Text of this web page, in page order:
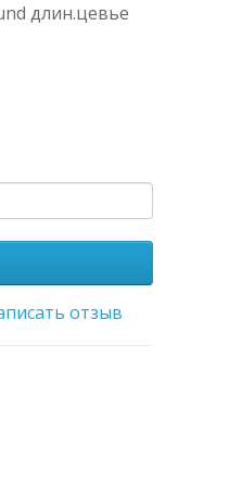
длин.цевье
отзыв